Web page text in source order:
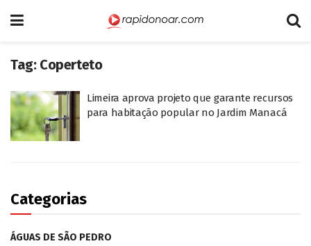
Tag: Coperteto
Limeira aprova projeto que garante recursos
para habitação popular no Jardim Manacá
Categorias
ÁGUAS DE SÃO PEDRO